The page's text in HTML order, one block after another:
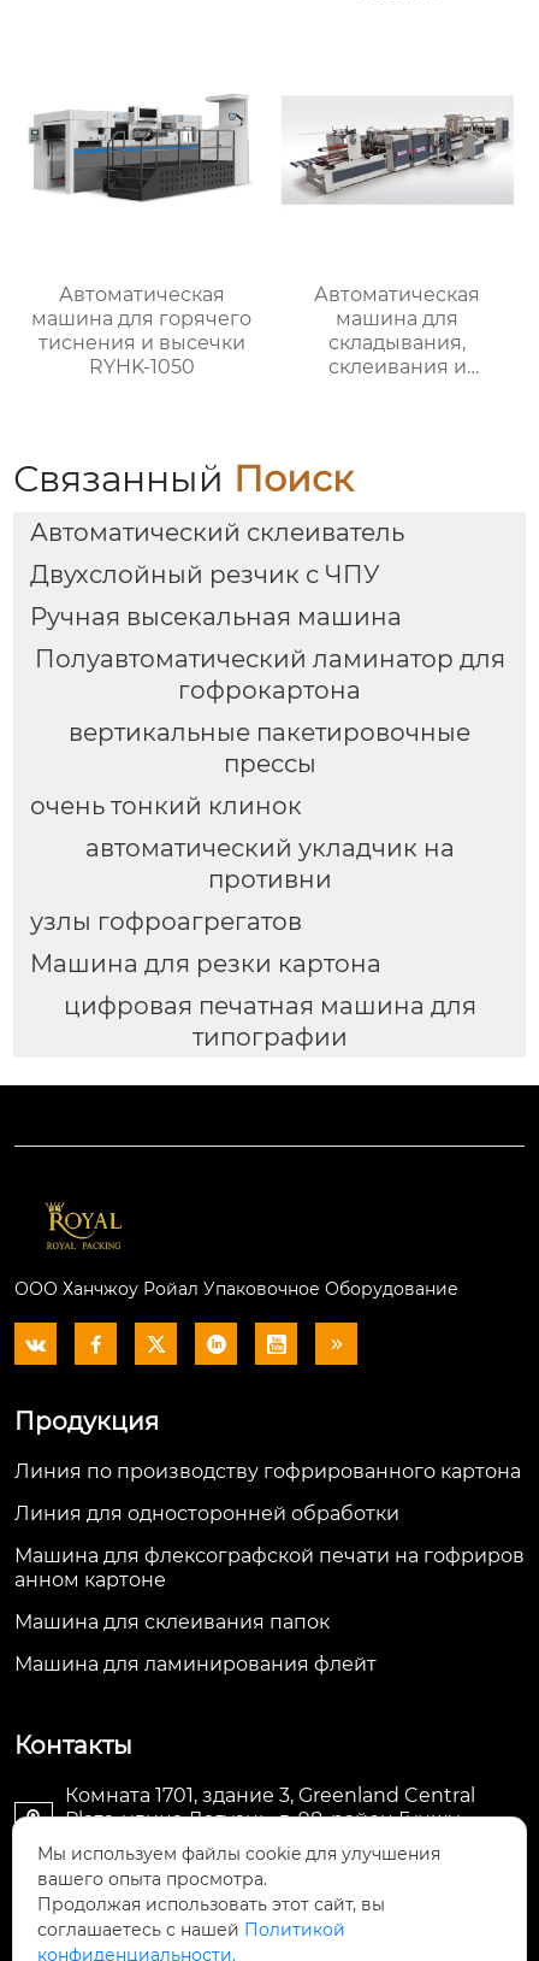
Автоматическая
машина для горячего
тиснения и высечки
RYHK-1050
Автоматическая
машина для
складывания,
склеивания и
Связанный Поиск
Автоматический склеиватель
Двухслойный резчик с ЧПУ
Ручная высекальная машина
Полуавтоматический ламинатор для
гофрокартона
вертикальные пакетировочные
прессы
очень тонкий клинок
автоматический укладчик на
противни
узлы гофроагрегатов
Машина для резки картона
цифровая печатная машина для
типографии
ООО Ханчжоу Ройал Упаковочное Оборудование
     
Продукция
Линия по производству гофрированного картона
Линия для односторонней обработки
Машина для флексографской печати на гофриров
анном картоне
Машина для склеивания папок
Машина для ламинирования флейт
Контакты

Комната 1701, здание 3, Greenland Central
Plaza, улица Дагуань, д. 98, район Гуншу,
Ханчжоу, провинция Чжэцзян, Китай
 machine@royal-packing.com
 +86-571-85829052
Мы используем файлы cookie для улучшения
вашего опыта просмотра.
Продолжая использовать этот сайт, вы
соглашаетесь с нашей Политикой
конфиденциальности.